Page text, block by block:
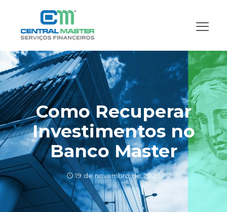
Como Recuperar
Investimentos no
Banco Master
19 de novembro de 2025